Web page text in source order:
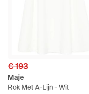
€ 193
Maje
Rok Met A-Lijn - Wit